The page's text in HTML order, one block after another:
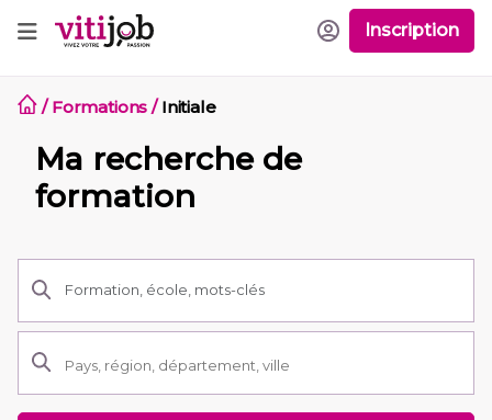
Inscription
/Formations /Initiale
Ma recherche de
formation